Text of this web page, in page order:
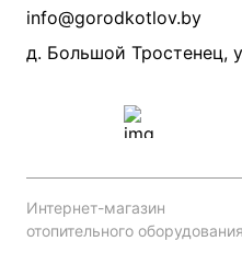
Производители
Прайс по монтажу систем
Проект систем отопления
info@gorodkotlov.by
д. Большой Тростенец,
Интернет-магазин
отопительного оборудования